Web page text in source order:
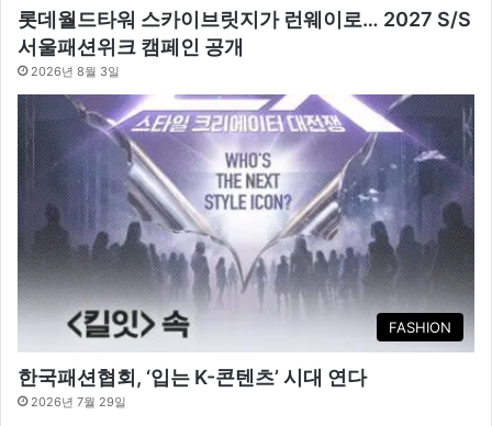
롯데월드타워 스카이브릿지가 런웨이로… 2027 S/S
서울패션위크 캠페인 공개
2026년 8월 3일
FASHION
한국패션협회, ‘입는 K-콘텐츠’ 시대 연다
2026년 7월 29일